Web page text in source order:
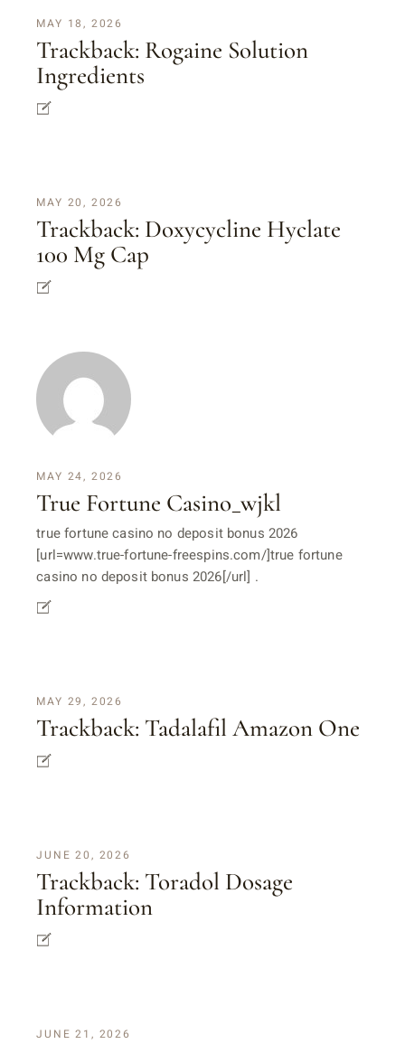
MAY 18, 2026
Trackback: Rogaine Solution
Ingredients
MAY 20, 2026
Trackback: Doxycycline Hyclate
100 Mg Cap
MAY 24, 2026
True Fortune Casino_wjkl
true fortune casino no deposit bonus 2026
[url=www.true-fortune-freespins.com/]true fortune
casino no deposit bonus 2026[/url] .
MAY 29, 2026
Trackback: Tadalafil Amazon One
JUNE 20, 2026
Trackback: Toradol Dosage
Information
JUNE 21, 2026